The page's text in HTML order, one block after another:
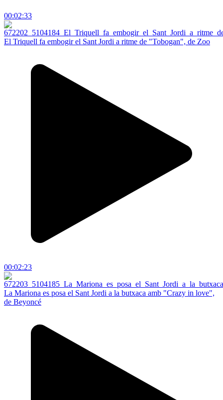
00:02:33
El Triquell fa embogir el Sant Jordi a ritme de "Tobogan", de Zoo
00:02:23
La Mariona es posa el Sant Jordi a la butxaca amb "Crazy in love",
de Beyoncé